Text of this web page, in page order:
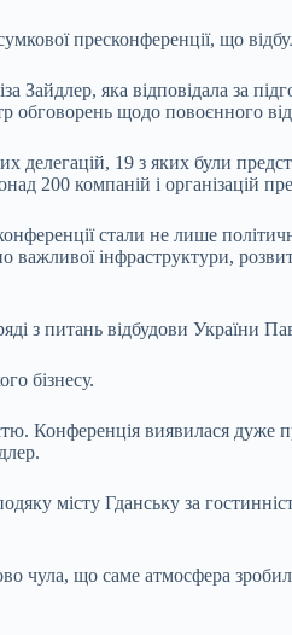
пресконференції, що
Зайдлер, яка відповідала за
обговорень щодо повоєнного
делегацій, 19 з яких були
200 компаній і організацій
стали не лише
важливої інфраструктури,
з питань відбудови України
бізнесу.
Конференція виявилася
місту Гданську за
чула, що саме атмосфера